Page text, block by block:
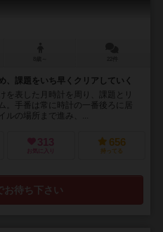
、課題をいち早くクリアしていく
を表した月時計を周り、課題とリ
。手番は常に時計の一番後ろに居
ルの場所まで進み、...
313
お気に入り
656
持ってる
お待ち下さい